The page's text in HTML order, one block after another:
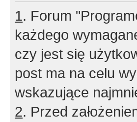
1. Forum
każdego
czy jest się
post ma na celu
wskazujące
2. Przed